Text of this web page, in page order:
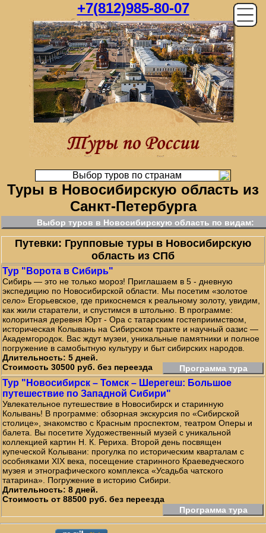
+7(812)985-80-07
Выбор туров по странам
Туры в Новосибирскую область из
Санкт-Петербурга
Выбор туров в Новосибирскую область по видам:
Путевки: Групповые туры в Новосибирскую
область из СПб
Тур "Ворота в Сибирь"
Сибирь — это не только мороз! Приглашаем в 5 - дневную
экспедицию по Новосибирской области. Мы посетим «золотое
село» Егорьевское, где прикоснемся к реальному золоту, увидим,
как жили старатели, и спустимся в штольню. В программе:
колоритная деревня Юрт - Ора с татарским гостеприимством,
историческая Колывань на Сибирском тракте и научный оазис —
Академгородок. Вас ждут музеи, уникальные памятники и полное
погружение в самобытную культуру и быт сибирских народов.
Длительность: 5 дней.
Стоимость 30500 руб. без переезда
Программа тура
Тур "Новосибирск – Томск – Шерегеш: Большое
путешествие по Западной Сибири"
Увлекательное путешествие в Новосибирск и старинную
Колывань! В программе: обзорная экскурсия по «Сибирской
столице», знакомство с Красным проспектом, театром Оперы и
балета. Вы посетите Художественный музей с уникальной
коллекцией картин Н. К. Рериха. Второй день посвящен
купеческой Колывани: прогулка по историческим кварталам с
особняками XIX века, посещение старинного Краеведческого
музея и этнографического комплекса «Усадьба чатского
татарина». Погружение в историю Сибири.
Длительность: 8 дней.
Стоимость от 88500 руб. без переезда
Программа тура